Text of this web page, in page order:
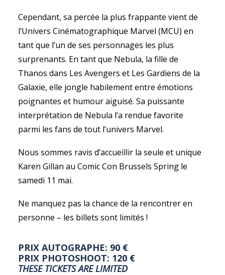
Cependant, sa percée la plus frappante vient de
l’Univers Cinématographique Marvel (MCU) en
tant que l’un de ses personnages les plus
surprenants. En tant que Nebula, la fille de
Thanos dans Les Avengers et Les Gardiens de la
Galaxie, elle jongle habilement entre émotions
poignantes et humour aiguisé. Sa puissante
interprétation de Nebula l’a rendue favorite
parmi les fans de tout l’univers Marvel.
Nous sommes ravis d’accueillir la seule et unique
Karen Gillan au Comic Con Brussels Spring le
samedi 11 mai.
Ne manquez pas la chance de la rencontrer en
personne – les billets sont limités !
PRIX AUTOGRAPHE: 90 €
PRIX PHOTOSHOOT: 120 €
THESE TICKETS ARE LIMITED